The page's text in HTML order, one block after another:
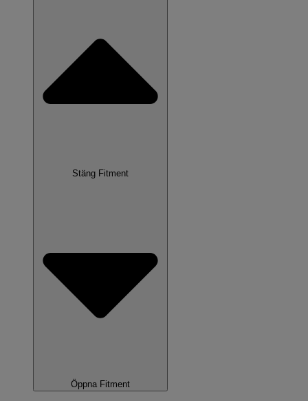
Stäng Fitment
Öppna Fitment